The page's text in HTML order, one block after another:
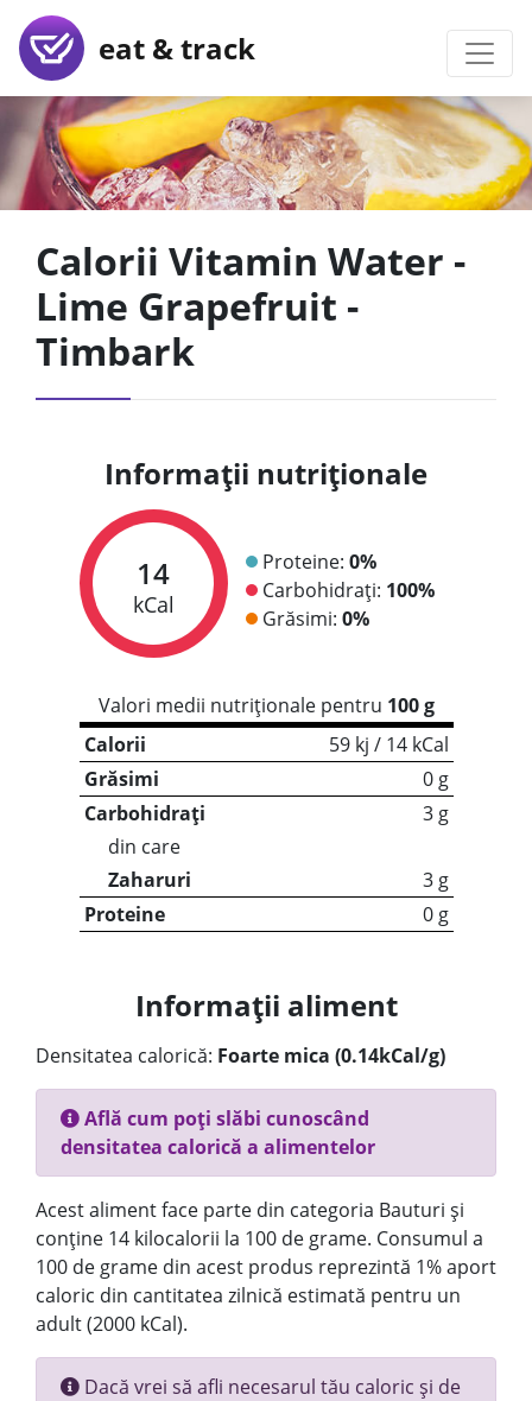
eat & track
Calorii Vitamin Water -
Lime Grapefruit -
Timbark
Informații nutriționale
14
kCal
Proteine: 0%
Carbohidrați: 100%
Grăsimi: 0%
Valori medii nutriționale pentru 100 g
Calorii
59 kj / 14 kCal
Grăsimi
0 g
Carbohidrați
3 g
din care
Zaharuri
3 g
Proteine
0 g
Informații aliment
Densitatea calorică: Foarte mica (0.14kCal/g)
Află cum poți slăbi cunoscând
densitatea calorică a alimentelor
Acest aliment face parte din categoria Bauturi și
conține 14 kilocalorii la 100 de grame. Consumul a
100 de grame din acest produs reprezintă 1% aport
caloric din cantitatea zilnică estimată pentru un
adult (2000 kCal).
Dacă vrei să afli necesarul tău caloric și de